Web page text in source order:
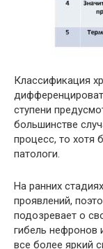
Классификация
ступени
большинстве
процесс, то хотя
патологи.
На ранних
проявлений,
подозревает о
гибель нефронов
все более яркий